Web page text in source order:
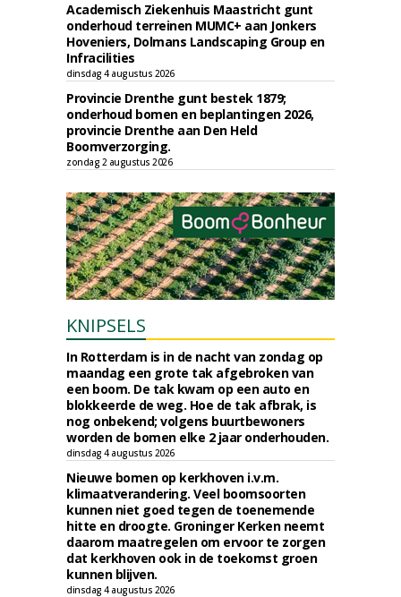
Academisch Ziekenhuis Maastricht gunt
onderhoud terreinen MUMC+ aan Jonkers
Hoveniers, Dolmans Landscaping Group en
Infracilities
dinsdag 4 augustus 2026
Provincie Drenthe gunt bestek 1879;
onderhoud bomen en beplantingen 2026,
provincie Drenthe aan Den Held
Boomverzorging.
zondag 2 augustus 2026
KNIPSELS
In Rotterdam is in de nacht van zondag op
maandag een grote tak afgebroken van
een boom. De tak kwam op een auto en
blokkeerde de weg. Hoe de tak afbrak, is
nog onbekend; volgens buurtbewoners
worden de bomen elke 2 jaar onderhouden.
dinsdag 4 augustus 2026
Nieuwe bomen op kerkhoven i.v.m.
klimaatverandering. Veel boomsoorten
kunnen niet goed tegen de toenemende
hitte en droogte. Groninger Kerken neemt
daarom maatregelen om ervoor te zorgen
dat kerkhoven ook in de toekomst groen
kunnen blijven.
dinsdag 4 augustus 2026